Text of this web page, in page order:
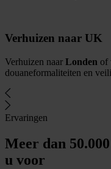
Verhuizen naar UK
Verhuizen naar Londen of
douaneformaliteiten en
Ervaringen
Meer dan
u voor